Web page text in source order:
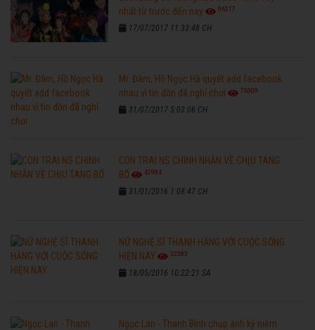
nhất từ trước đến nay
96217
17/07/2017 11:33:48 CH
Mr. Đàm, Hồ Ngọc Hà quyết add facebook
nhau vì tin đồn đã nghỉ chơi
76309
31/07/2017 5:03:06 CH
CON TRAI NS CHINH NHẪN VỀ CHỊU TANG
BỐ
42984
31/01/2016 1:08:47 CH
NỮ NGHỆ SĨ THANH HẰNG VỚI CUỘC SỐNG
HIỆN NAY
32583
18/05/2016 10:22:21 SA
Ngọc Lan - Thanh Bình chụp ảnh kỷ niệm